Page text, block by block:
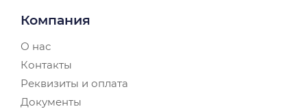
Компания
О нас
Контакты
Реквизиты и оплата
Документы